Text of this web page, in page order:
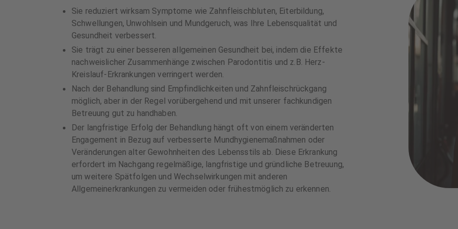
Sie reduziert wirksam Symptome wie Zahnfleischbluten, Eiterbildung,
Schwellungen, Unwohlsein und Mundgeruch, was Ihre Lebensqualität und
Gesundheit verbessert.
Sie trägt zu einer besseren allgemeinen Gesundheit bei, indem die Effekte
nachweislicher Zusammenhänge zwischen Parodontitis und z.B. Herz-
Kreislauf-Erkrankungen verringert werden.
Nach der Behandlung sind Empfindlichkeiten und Zahnfleischrückgang
möglich, aber in der Regel vorübergehend und mit unserer fachkundigen
Betreuung gut zu handhaben.
Der langfristige Erfolg der Behandlung hängt oft von einem veränderten
Engagement in Bezug auf verbesserte Mundhygienemaßnahmen oder
Veränderungen alter Gewohnheiten des Lebensstils ab. Diese Erkrankung
erfordert im Nachgang regelmäßige, langfristige und gründliche Betreuung,
um weitere Spätfolgen und Wechselwirkungen mit anderen
Allgemeinerkrankungen zu vermeiden oder frühestmöglich zu erkennen.